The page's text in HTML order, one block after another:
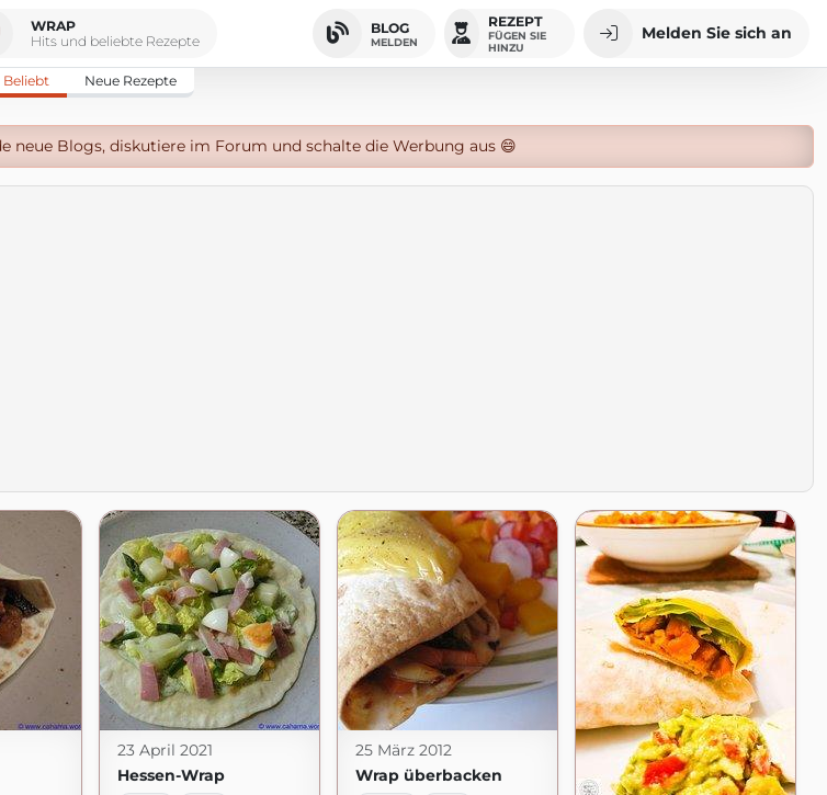
WRAP
Hits und beliebte Rezepte
BLOG
MELDEN
REZEPT
FÜGEN SIE
HINZU
Melden Sie sich an
Beliebt Neue Rezepte
neue Blogs, diskutiere im Forum und schalte die Werbung aus 😄
23 April 2021
Hessen-Wrap
25 März 2012
Wrap überbacken